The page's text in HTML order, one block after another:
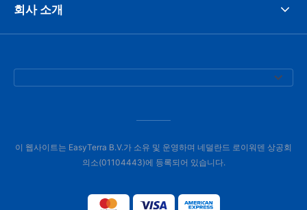
회사 소개
이 웹사이트는 EasyTerra B.V.가 소유 및 운영하며 네덜란드 로이워덴 상공회
의소(01104443)에 등록되어 있습니다.